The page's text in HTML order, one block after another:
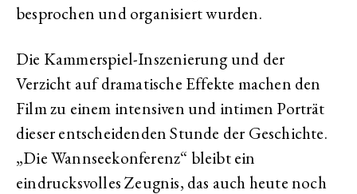
besprochen und organisiert wurden.
Die Kammerspiel-Inszenierung und der
Verzicht auf dramatische Effekte machen den
Film zu einem intensiven und intimen Porträt
dieser entscheidenden Stunde der Geschichte.
„Die Wannseekonferenz“ bleibt ein
eindrucksvolles Zeugnis, das auch heute noch